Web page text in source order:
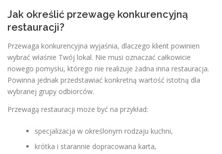
Jak określić przewagę konkurencyjną
restauracji?
Przewaga konkurencyjna wyjaśnia, dlaczego klient powinien
wybrać właśnie Twój lokal. Nie musi oznaczać całkowicie
nowego pomysłu, którego nie realizuje żadna inna restauracja.
Powinna jednak przedstawiać konkretną wartość istotną dla
wybranej grupy odbiorców.
Przewagą restauracji może być na przykład:
specjalizacja w określonym rodzaju kuchni,
krótka i starannie dopracowana karta,